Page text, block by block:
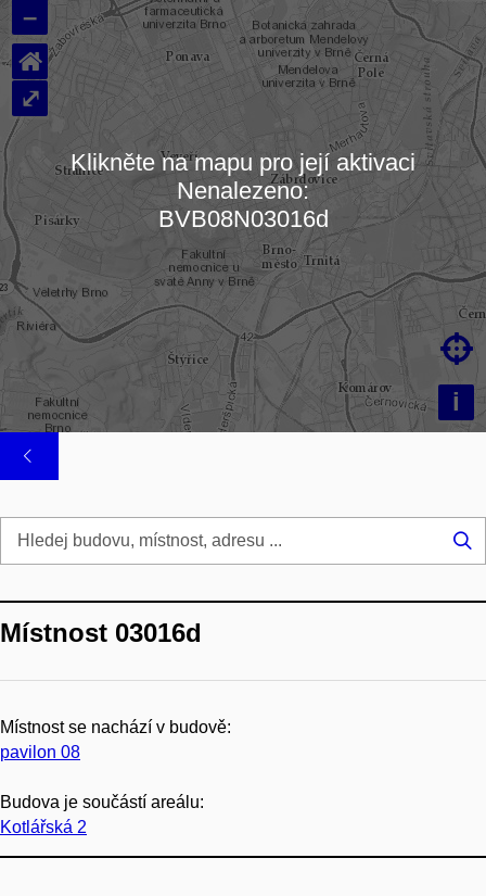
Načítám mapu…
–
i

⌂
⤢
Klikněte na mapu pro její aktivaci
Nenalezeno:
BVB08N03016d
Místnost 03016d
Místnost se nachází v budově:
pavilon 08
Budova je součástí areálu:
Kotlářská 2